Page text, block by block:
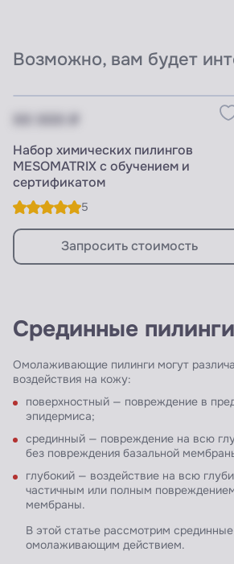
Возможно, вам будет
XX XXX ₽
Набор химических пилингов
MESOMATRIX с обучением и
сертификатом
5
Запросить стоимость
Срединные пилинги
Омолаживающие пилинги могут
воздействия на кожу:
поверхностный — повреждение в
эпидермиса;
срединный — повреждение на всю
без повреждения базальной
глубокий — воздействие на всю
частичным или полным
мембраны.
В этой статье рассмотрим
омолаживающим действием.